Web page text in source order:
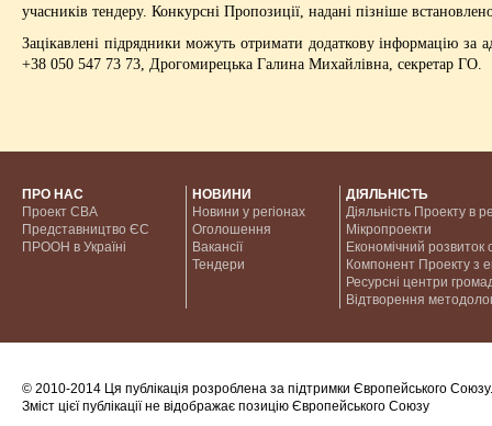
учасників тендеру. Конкурсні Пропозиції, надані пізніше
Зацікавлені підрядники можуть отримати додаткову інформацію
+38 050 547 73 73, Дрогомирецька Галина Михайлівна, секретар ГО.
ПРО НАС
Проект CBA
Представництво ЄС
ПРООН в Україні
НОВИНИ
Новини у регіонах
Оголошення
Вакансії
Тендери
ДІЯЛЬНІСТЬ
Діяльність Проекту в
Мікропроекти
Економічний розвиток
Компонент Проекту з
Ресурсні центри
Відтворення
© 2010-2014 Ця публікація розроблена за підтримки Європейського Союзу.
Зміст цієї публікації не відображає позицію Європейського Союзу